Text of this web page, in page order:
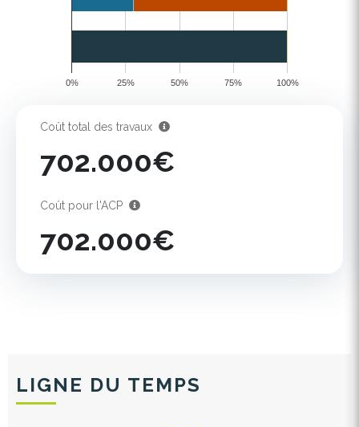
0% 25% 50% 75% 100%
Coût total des travaux
702.000€
Coût pour l'ACP
702.000€
LIGNE DU TEMPS